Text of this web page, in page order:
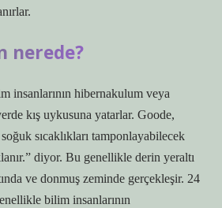
nerede?
insanlarının hibernakulum veya
kış uykusuna yatarlar. Goode,
sıcaklıkları tamponlayabilecek
diyor. Bu genellikle derin yeraltı
ve donmuş zeminde gerçekleşir. 24
bilim insanlarının